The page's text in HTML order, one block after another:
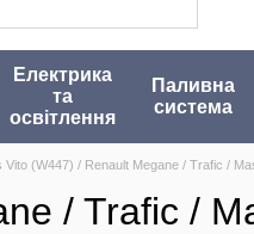
Електрика
та
освітлення
Паливна
система
Vito (W447) / Renault Megane / Trafic /
/ Trafic /